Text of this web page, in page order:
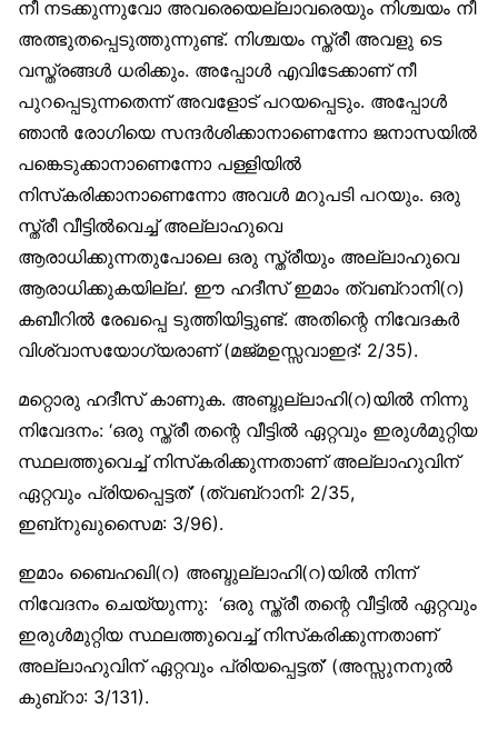
നീ നടക്കുന്നുവോ അവരെയെല്ലാവരെയും നിശ്ചയം നീ
അത്ഭുതപ്പെടുത്തുന്നുണ്ട്. നിശ്ചയം സ്ത്രീ അവളു ടെ
വസ്ത്രങ്ങള്‍ ധരിക്കും. അപ്പോള്‍ എവിടേക്കാണ് നീ
പുറപ്പെടുന്നതെന്ന് അവളോട് പറയപ്പെടും. അപ്പോള്‍
ഞാന്‍ രോഗിയെ സന്ദര്‍ശിക്കാനാണെന്നോ ജനാസയില്‍
പങ്കെടുക്കാനാണെന്നോ പള്ളിയില്‍
നിസ്‌കരിക്കാനാണെന്നോ അവള്‍ മറുപടി പറയും. ഒരു
സ്ത്രീ വീട്ടില്‍വെച്ച് അല്ലാഹുവെ
ആരാധിക്കുന്നതുപോലെ ഒരു സ്ത്രീയും അല്ലാഹുവെ
ആരാധിക്കുകയില്ല’. ഈ ഹദീസ് ഇമാം ത്വബ്‌റാനി(റ)
കബീറില്‍ രേഖപ്പെ ടുത്തിയിട്ടുണ്ട്. അതിന്റെ നിവേദകര്‍
വിശ്വാസയോഗ്യരാണ് (മജ്മഉസ്സവാഇദ്: 2/35).
മറ്റൊരു ഹദീസ് കാണുക. അബ്ദുല്ലാഹി(റ)യില്‍ നിന്നു
നിവേദനം: ‘ഒരു സ്ത്രീ തന്റെ വീട്ടില്‍ ഏറ്റവും ഇരുള്‍മുറ്റിയ
സ്ഥലത്തുവെച്ച് നിസ്‌കരിക്കുന്നതാണ് അല്ലാഹുവിന്
ഏറ്റവും പ്രിയപ്പെട്ടത്’ (ത്വബ്‌റാനി: 2/35,
ഇബ്‌നുഖുസൈമ: 3/96).
ഇമാം ബൈഹഖി(റ) അബ്ദുല്ലാഹി(റ)യില്‍ നിന്ന്
നിവേദനം ചെയ്യുന്നു: ‘ഒരു സ്ത്രീ തന്റെ വീട്ടില്‍ ഏറ്റവും
ഇരുള്‍മുറ്റിയ സ്ഥലത്തുവെച്ച് നിസ്‌കരിക്കുന്നതാണ്
അല്ലാഹുവിന് ഏറ്റവും പ്രിയപ്പെട്ടത്’ (അസ്സുനനുല്‍
കുബ്‌റാ: 3/131).